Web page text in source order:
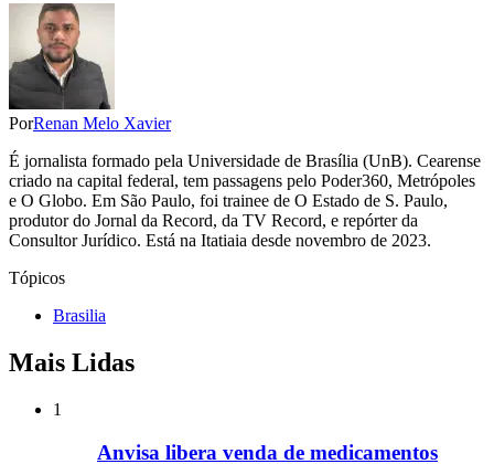
PorRenan Melo Xavier
É jornalista formado pela Universidade de Brasília (UnB). Cearense
criado na capital federal, tem passagens pelo Poder360, Metrópoles
e O Globo. Em São Paulo, foi trainee de O Estado de S. Paulo,
produtor do Jornal da Record, da TV Record, e repórter da
Consultor Jurídico. Está na Itatiaia desde novembro de 2023.
Tópicos
Brasilia
Mais Lidas
1
Anvisa libera venda de medicamentos